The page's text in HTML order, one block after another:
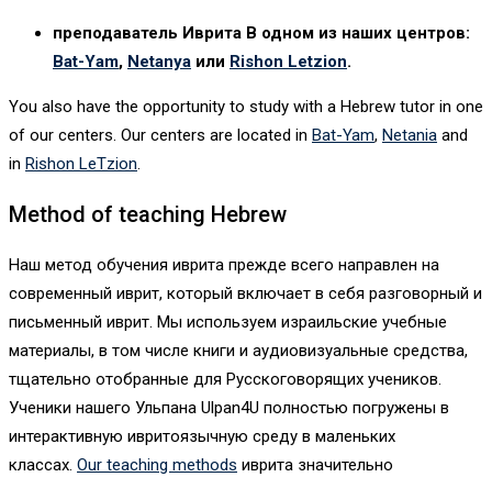
преподаватель Иврита В одном из наших центров:
Bat-Yam, Netanya или Rishon Letzion.
You also have the opportunity to study with a Hebrew tutor in one
of our centers. Our centers are located in Bat-Yam, Netania and
in Rishon LeTzion.
Method of teaching Hebrew
Наш метод обучения иврита прежде всего направлен на
современный иврит, который включает в себя разговорный и
письменный иврит. Мы используем израильские учебные
материалы, в том числе книги и аудиовизуальные средства,
тщательно отобранные для Русскоговорящих учеников.
Ученики нашего Ульпана Ulpan4U полностью погружены в
интерактивную ивритоязычную среду в маленьких
классах. Our teaching methods иврита значительно